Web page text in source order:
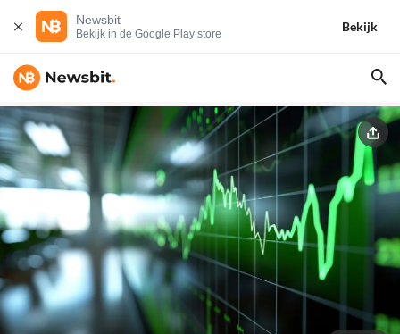
Newsbit
Bekijk in de Google Play store
Bekijk